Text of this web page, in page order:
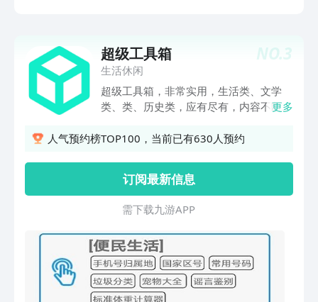
注，一键分享上传 支持语音、照片、文
字、箭头、图形等多种方式对图纸进行批
注，基于图纸进行专业技术沟通，支持一
键分享图纸给同事，或上传云图保存，提
高了工作效率。 3. 图纸分类管理 针对不
同来源的CAD图纸进行分类管理，并可通
过文件名一键搜索图纸、查找图纸，手机
上查看CAD图纸更便捷。 4. CAD制图 手
机上也可实现CAD制图、绘图，在手机上
新建CAD图纸，进行CAD图纸的绘制、测
量、批注、文字查找等功能，还有正交绘
NO.3
超级工具箱
生活休闲
超级工具箱，非常实用，生活类、文学
类、类、历史类，应有尽有，内容不断填
实用工具：英文大小写转换、汉字繁体简
索；便民生活工具：手机号归属地查询、
标准体重计算器等；学习类：成语词典、
新华字典；星座类：星座查询、星座配
对；类：毒鸡汤、笑话大全、十万个为什
么、励志句子、彩虹屁、土味情话、经典
台词、舔狗句子、网易云经典。
更多
人气预约榜TOP100，当前已有630人预约
订阅最新信息
需 下 载 九 游 A P P